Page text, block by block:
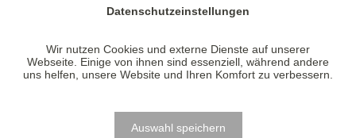
Wissenswertes zum
Datenschutzeinstellungen
Wir nutzen Cookies und externe Dienste auf unserer
Webseite. Einige von ihnen sind essenziell, während andere
uns helfen, unsere Website und Ihren Komfort zu verbessern.
Auswahl speichern